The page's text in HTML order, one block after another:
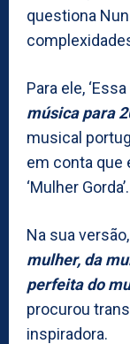
questiona
Para ele,
música para
musical
em conta que
‘Mulher Gorda’.
Na sua versão,
mulher, da
perfeita do
procurou
inspiradora.